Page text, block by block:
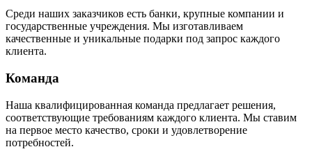
Среди наших заказчиков есть банки, крупные компании и
государственные учреждения. Мы изготавливаем
качественные и уникальные подарки под запрос каждого
клиента.
Команда
Наша квалифицированная команда предлагает решения,
соответствующие требованиям каждого клиента. Мы ставим
на первое место качество, сроки и удовлетворение
потребностей.